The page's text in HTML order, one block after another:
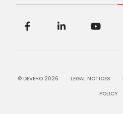
© DEVEHO 2026 LEGAL NOTICES
POLICY